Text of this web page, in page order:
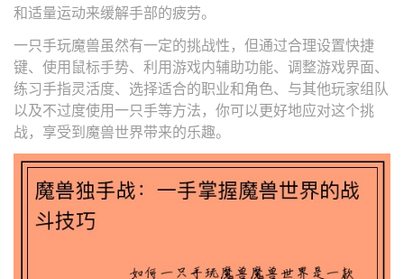
和适量运动来缓解手部的疲劳。
一只手玩魔兽虽然有一定的挑战性，但通过合理设置快捷
键、使用鼠标手势、利用游戏内辅助功能、调整游戏界面、
练习手指灵活度、选择适合的职业和角色、与其他玩家组队
以及不过度使用一只手等方法，你可以更好地应对这个挑
战，享受到魔兽世界带来的乐趣。